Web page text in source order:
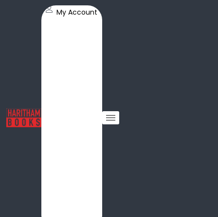
My Account